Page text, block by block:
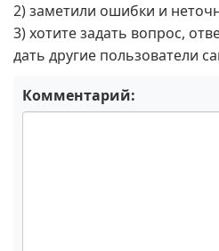
2) заметили ошибки и
3) хотите задать вопрос,
дать другие пользователи
Комментарий: